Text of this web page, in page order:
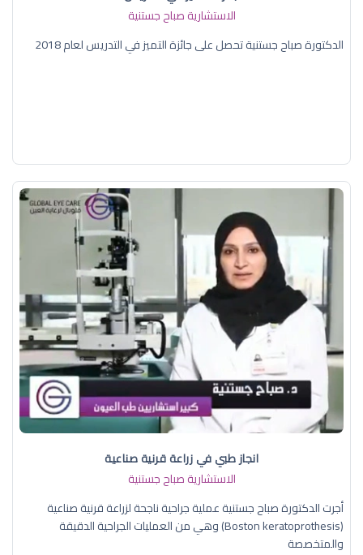
الاستشارية صباح جستنية
الدكتورة صباح جستنية تحصل على جائزة التميز في التدريس لعام 2018
انجاز طبي في زراعة قرنية صناعية
الاستشارية صباح جستنية
أجرت الدكتورة صباح جستنية عملية جراحية ناجحة لزراعة قرنية صناعية
(Boston keratoprothesis) وهي من العمليات الجراحية الدقيقة
والمتخصصة